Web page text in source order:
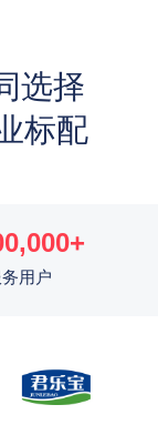
选择
标配
务用户